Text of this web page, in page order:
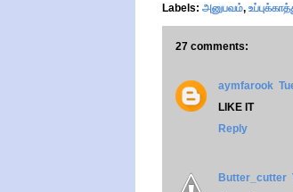
Labels: அனுபவம்,
27 comments:
aymfarook
LIKE IT
Reply
Butter_cutter